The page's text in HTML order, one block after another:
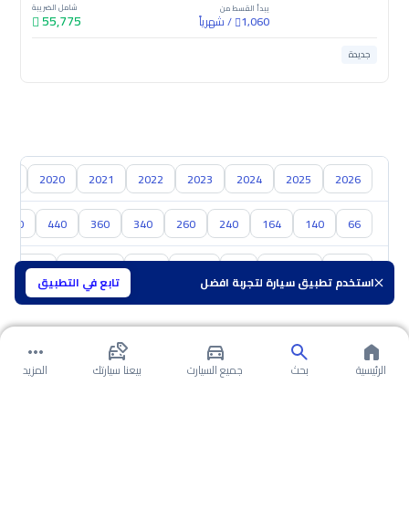
استخدم تطبيق سيارة لتجربة افضل تابع في التطبيق
يبدأ القسط من
1,060
/شهرياً
شامل الضريبة
55,775
جديدة
2026
2025
2024
2023
2022
2021
2020
66
140
164
240
260
340
360
440
460
سوزوكي هافال
الرئيسية بحث جميع السيارت بيعنا سيارتك المزيد